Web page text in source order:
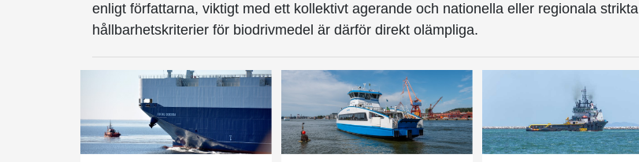
enligt författarna, viktigt med ett kollektivt agerande och nationella eller regionala strikta
hållbarhetskriterier för biodrivmedel är därför direkt olämpliga.